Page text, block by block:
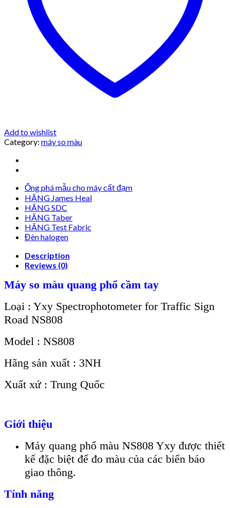
Add to wishlist
Category: máy so màu
Ống phá mẫu cho máy cất đạm
HÃNG James Heal
HÃNG SDC
HÃNG Taber
HÃNG Test Fabric
Đèn halogen
Description
Reviews (0)
Máy so màu quang phổ cầm tay
Loại : Yxy Spectrophotometer for Traffic Sign
Road NS808
Model : NS808
Hãng sản xuất : 3NH
Xuất xứ : Trung Quốc
Giới thiệu
Máy quang phổ màu NS808 Yxy được thiết
kế đặc biệt để đo màu của các biển báo
giao thông.
Tính năng